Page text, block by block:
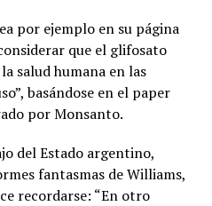
por ejemplo en su página
que el glifosato
salud humana en las
basándose en el paper
por Monsanto.
del Estado argentino,
fantasmas de Williams,
recordarse: “En otro